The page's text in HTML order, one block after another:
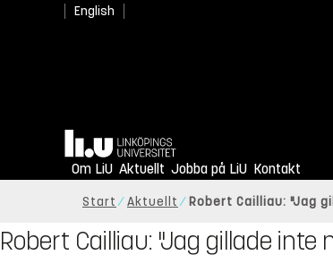
English
Hem
Om LiU Aktuellt Jobba på LiU Kontakt
Start Aktuellt Robert Cailliau: "Jag
Robert Cailliau: "Jag gillade